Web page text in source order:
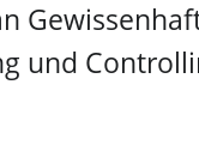
und